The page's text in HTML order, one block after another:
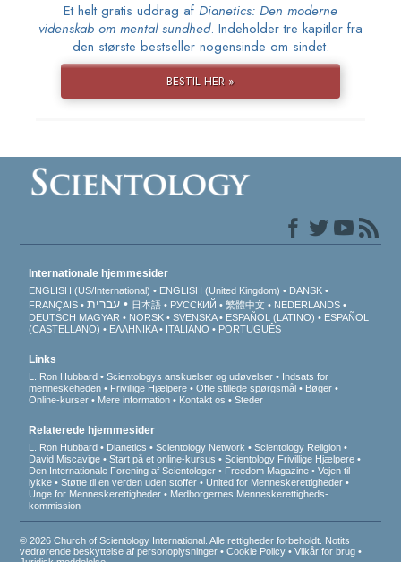
Et helt gratis uddrag af Dianetics: Den moderne
videnskab om mental sundhed. Indeholder tre kapitler fra
den største bestseller nogensinde om sindet.
BESTIL HER »
Internationale hjemmesider
ENGLISH (US/International) ENGLISH (United Kingdom)
DANSK
FRANÇAIS
עברית 日本語 РУССКИЙ 繁體中文
NEDERLANDS
DEUTSCH MAGYAR NORSK SVENSKA ESPAÑOL (LATINO)
ESPAÑOL
(CASTELLANO)
ΕΛΛΗΝΙΚA ITALIANO PORTUGUÊS
Links
L. Ron Hubbard Scientologys anskuelser og udøvelser
Indsats for
menneskeheden
Frivillige Hjælpere Ofte stillede spørgsmål
Bøger
Online-kurser
Mere information Kontakt os Steder
Relaterede hjemmesider
L. Ron Hubbard Dianetics Scientology Network
Scientology Religion
David Miscavige
Start på et online-kursus
Scientology Frivillige Hjælpere
Den Internationale Forening af Scientologer
Freedom Magazine
Vejen til
lykke Støtte til en verden uden stoffer
United for Menneskerettigheder
Unge for Menneskerettigheder
Medborgernes Menneskerettigheds­
kommission
© 2026 Church of Scientology International. Alle rettigheder forbeholdt. Notits
vedrørende beskyttelse af personoplysninger •Cookie Policy •Vilkår for brug •